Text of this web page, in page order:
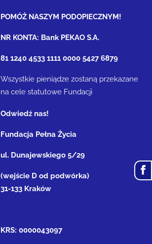
POMÓŻ NASZYM PODOPIECZNYM!
NR KONTA: Bank PEKAO S.A.
81 1240 4533 1111 0000 5427 6879
Wszystkie pieniądze zostaną przekazane
na cele statutowe Fundacji
Odwiedź nas!
Fundacja Pełna Życia
ul. Dunajewskiego 5/29
(wejście D od podwórka)
31-133 Kraków
KRS: 0000043097